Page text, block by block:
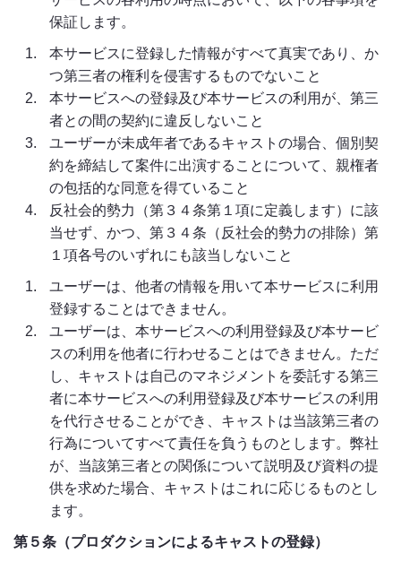
保証します。
本サービスに登録した情報がすべて真実であり、か
つ第三者の権利を侵害するものでないこと
本サービスへの登録及び本サービスの利用が、第三
者との間の契約に違反しないこと
ユーザーが未成年者であるキャストの場合、個別契
約を締結して案件に出演することについて、親権者
の包括的な同意を得ていること
反社会的勢力（第３４条第１項に定義します）に該
当せず、かつ、第３４条（反社会的勢力の排除）第
１項各号のいずれにも該当しないこと
ユーザーは、他者の情報を用いて本サービスに利用
登録することはできません。
ユーザーは、本サービスへの利用登録及び本サービ
スの利用を他者に行わせることはできません。ただ
し、キャストは自己のマネジメントを委託する第三
者に本サービスへの利用登録及び本サービスの利用
を代行させることができ、キャストは当該第三者の
行為についてすべて責任を負うものとします。弊社
が、当該第三者との関係について説明及び資料の提
供を求めた場合、キャストはこれに応じるものとし
ます。
第５条（プロダクションによるキャストの登録）